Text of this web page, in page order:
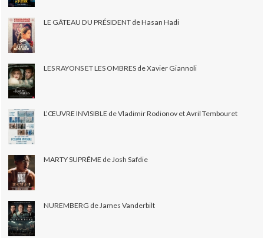
LE GÂTEAU DU PRÉSIDENT de Hasan Hadi
LES RAYONS ET LES OMBRES de Xavier Giannoli
L’ŒUVRE INVISIBLE de Vladimir Rodionov et Avril Tembouret
MARTY SUPRÊME de Josh Safdie
NUREMBERG de James Vanderbilt